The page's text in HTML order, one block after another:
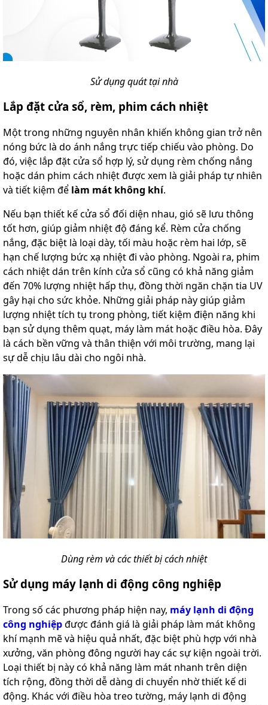
Sử dụng quát tại nhà
Lắp đặt cửa sổ, rèm, phim cách nhiệt
Một trong những nguyên nhân khiến không gian trở nên
nóng bức là do ánh nắng trực tiếp chiếu vào phòng. Do
đó, việc lắp đặt cửa sổ hợp lý, sử dụng rèm chống nắng
hoặc dán phim cách nhiệt được xem là giải pháp tự nhiên
và tiết kiệm để làm mát không khí.
Nếu bạn thiết kế cửa sổ đối diện nhau, gió sẽ lưu thông
tốt hơn, giúp giảm nhiệt độ đáng kể. Rèm cửa chống
nắng, đặc biệt là loại dày, tối màu hoặc rèm hai lớp, sẽ
hạn chế lượng bức xạ nhiệt đi vào phòng. Ngoài ra, phim
cách nhiệt dán trên kính cửa sổ cũng có khả năng giảm
đến 70% lượng nhiệt hấp thụ, đồng thời ngăn chặn tia UV
gây hại cho sức khỏe. Những giải pháp này giúp giảm
lượng nhiệt tích tụ trong phòng, tiết kiệm điện năng khi
bạn sử dụng thêm quạt, máy làm mát hoặc điều hòa. Đây
là cách bền vững và thân thiện với môi trường, mang lại
sự dễ chịu lâu dài cho ngôi nhà.
Dùng rèm và các thiết bị cách nhiệt
Sử dụng máy lạnh di động công nghiệp
Trong số các phương pháp hiện nay, máy lạnh di động
công nghiệpđược đánh giá là giải pháp làm mát không
khí mạnh mẽ và hiệu quả nhất, đặc biệt phù hợp với nhà
xưởng, văn phòng đông người hay các sự kiện ngoài trời.
Loại thiết bị này có khả năng làm mát nhanh trên diện
tích rộng, đồng thời dễ dàng di chuyển nhờ thiết kế di
động. Khác với điều hòa treo tường, máy lạnh di động